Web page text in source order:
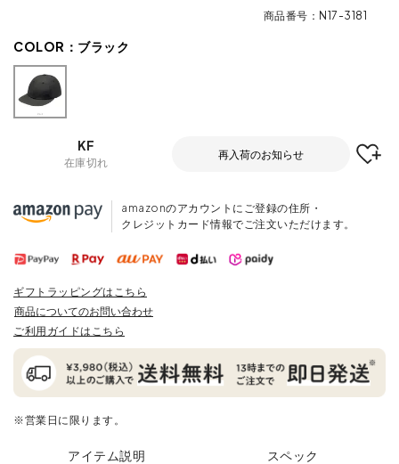
商品番号 N17-3181
COLOR： ブラック
KF
在庫切れ
再入荷のお知らせ
amazonのアカウントにご登録の住所・
クレジットカード情報でご注文いただけます。
ギフトラッピングはこちら
商品についてのお問い合わせ
ご利用ガイドはこちら
※営業日に限ります。
アイテム説明 スペック